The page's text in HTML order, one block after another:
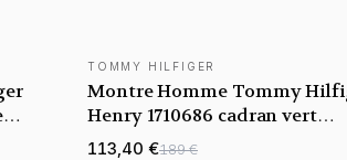
NOUVEAUTÉ
TOMMY HILFIGER
Montre Homme Tommy
Henry 1710686 cadran vert
bracelet acier
113,40 €189 €